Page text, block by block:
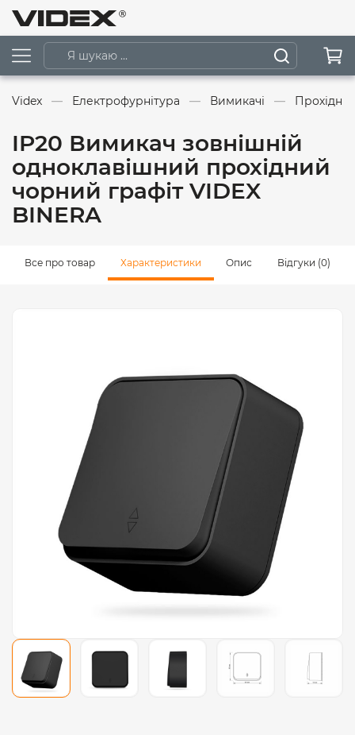
Videx Електрофурнітура Вимикачі Прохідні
IP20 Вимикач зовнішній
одноклавішний прохідний
чорний графіт VIDEX
BINERA
Все про товар Характеристики Опис Відгуки (0)